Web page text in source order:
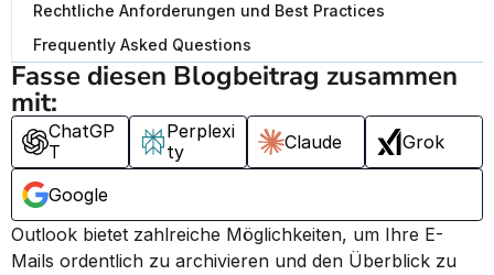
Rechtliche Anforderungen und Best Practices
Frequently Asked Questions
Fasse diesen Blogbeitrag zusammen
mit:
ChatGP
T
Perplexi
ty
Claude Grok
Google
Outlook bietet zahlreiche Möglichkeiten, um Ihre E-
Mails ordentlich zu archivieren und den Überblick zu